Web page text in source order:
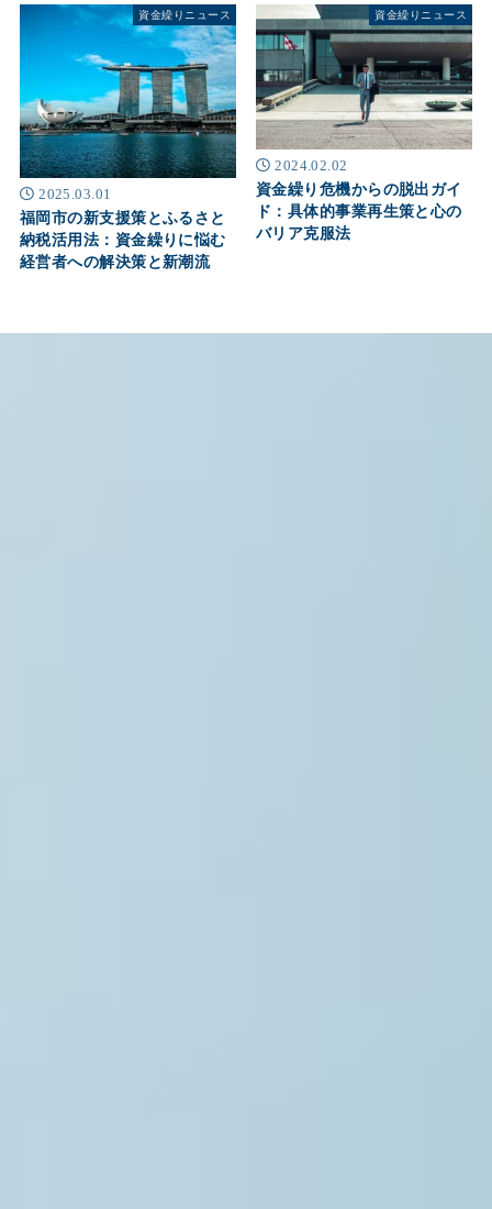
資金繰りニュース
2025.03.01
福岡市の新支援策とふるさと
納税活用法：資金繰りに悩む
経営者への解決策と新潮流
資金繰りニュース
2024.02.02
資金繰り危機からの脱出ガイ
ド：具体的事業再生策と心の
バリア克服法